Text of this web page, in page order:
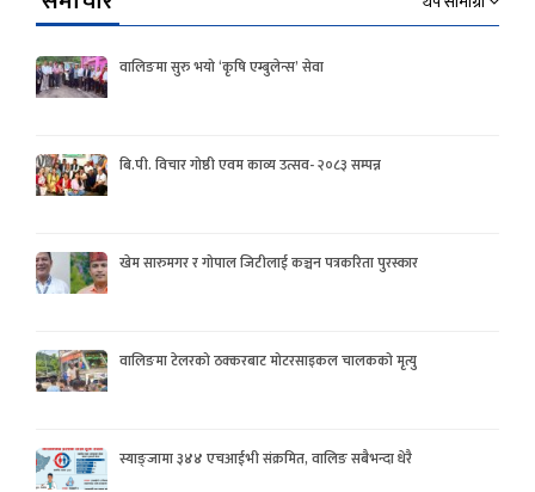
वालिङमा सुरु भयो ‘कृषि एम्बुलेन्स’ सेवा
बि.पी. विचार गोष्ठी एवम काव्य उत्सव- २०८३ सम्पन्न
खेम सारुमगर र गोपाल जिटीलाई कञ्चन पत्रकरिता पुरस्कार
वालिङमा टेलरको ठक्करबाट मोटरसाइकल चालकको मृत्यु
स्याङ्जामा ३४४ एचआईभी संक्रमित, वालिङ सबैभन्दा धेरै